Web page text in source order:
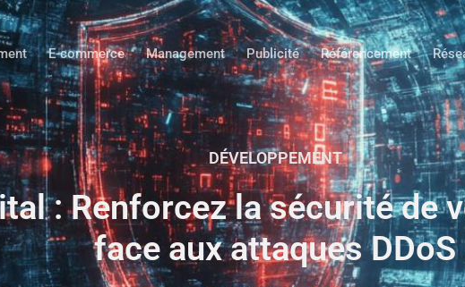
E-commerce Management Publicité Référencement
DÉVELOPPEMENT
: Renforcez la sécurité de
face aux attaques DDoS